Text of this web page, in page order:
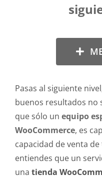
Pasas al siguiente
buenos resultados no
que sólo un equipo
WooCommerce, es
capacidad de venta
entiendes que un
una tienda